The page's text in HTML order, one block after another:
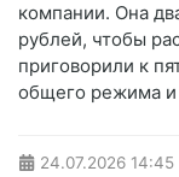
компании. Она
рублей, чтобы
приговорили к
общего режима и
24.07.2026 14:45